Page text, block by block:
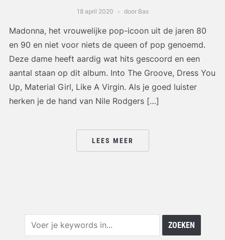
18 april 2020 door Bas
Madonna, het vrouwelijke pop-icoon uit de jaren 80
en 90 en niet voor niets de queen of pop genoemd.
Deze dame heeft aardig wat hits gescoord en een
aantal staan op dit album. Into The Groove, Dress You
Up, Material Girl, Like A Virgin. Als je goed luister
herken je de hand van Nile Rodgers […]
LEES MEER